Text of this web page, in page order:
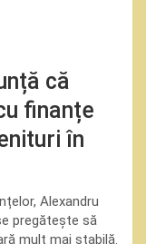
că
finanțe
în
Alexandru
pregătește să
mult mai stabilă.